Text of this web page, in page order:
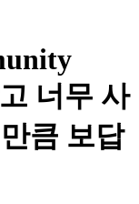
너무 사
큼 보답